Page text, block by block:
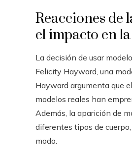
Reacciones de
el impacto en
La decisión de usar
Felicity Hayward, una
Hayward argumenta que
modelos reales han
Además, la aparición de
diferentes tipos de
moda.